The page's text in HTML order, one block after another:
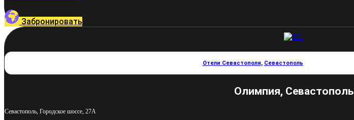
Забронировать
Отели Севастополя, Севастополь
Олимпия, Севастополь
Севастополь, Городское шоссе, 27А